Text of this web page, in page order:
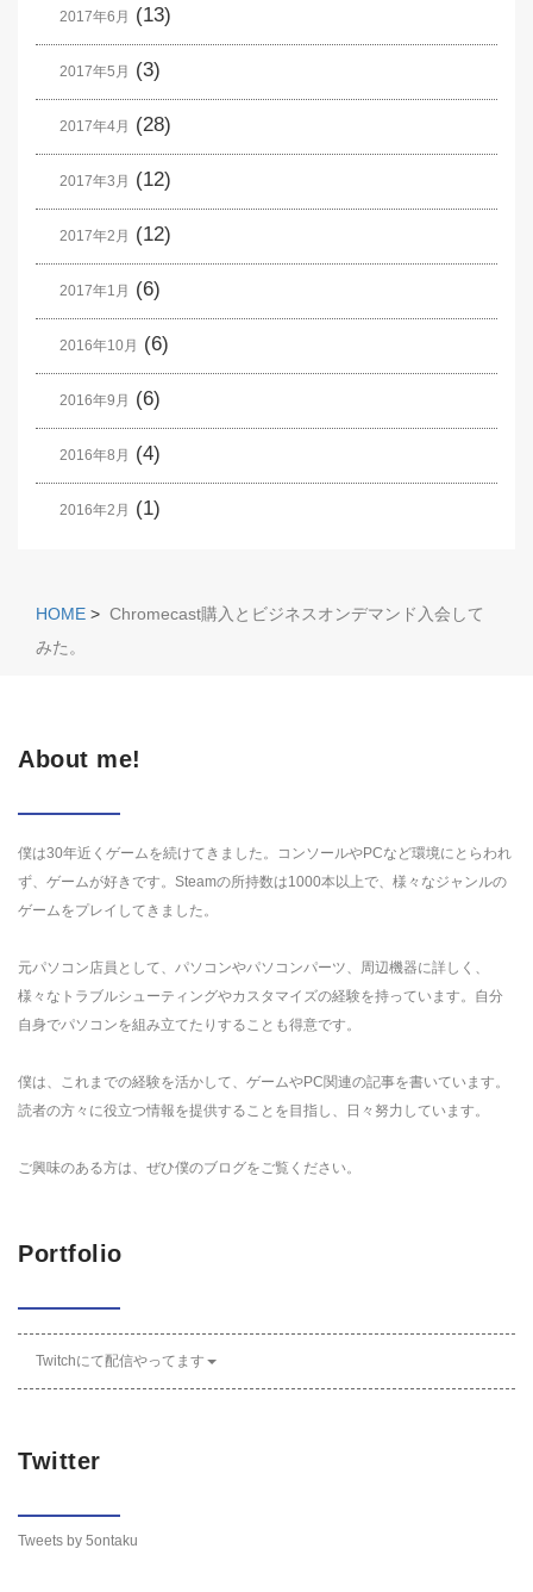
2017年6月 (13)
2017年5月 (3)
2017年4月 (28)
2017年3月 (12)
2017年2月 (12)
2017年1月 (6)
2016年10月 (6)
2016年9月 (6)
2016年8月 (4)
2016年2月 (1)
HOME > Chromecast購入とビジネスオンデマンド入会して
みた。
About me!
僕は30年近くゲームを続けてきました。コンソールやPCなど環境にとらわれ
ず、ゲームが好きです。Steamの所持数は1000本以上で、様々なジャンルの
ゲームをプレイしてきました。
元パソコン店員として、パソコンやパソコンパーツ、周辺機器に詳しく、
様々なトラブルシューティングやカスタマイズの経験を持っています。自分
自身でパソコンを組み立てたりすることも得意です。
僕は、これまでの経験を活かして、ゲームやPC関連の記事を書いています。
読者の方々に役立つ情報を提供することを目指し、日々努力しています。
ご興味のある方は、ぜひ僕のブログをご覧ください。
Portfolio
Twitchにて配信やってます
Twitter
Tweets by 5ontaku